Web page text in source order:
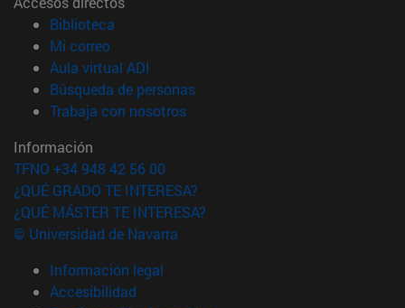
Biblioteca
Mi correo(abre en nueva ventana)
Aula virtual ADI
Búsqueda de personas(abre en nueva ventana)
Trabaja con nosotros(abre en nueva ventana)
Información
TFNO +34 948 42 56 00
¿QUÉ GRADO TE INTERESA?
¿QUÉ MÁSTER TE INTERESA?
© Universidad de Navarra
Información legal
Accesibilidad